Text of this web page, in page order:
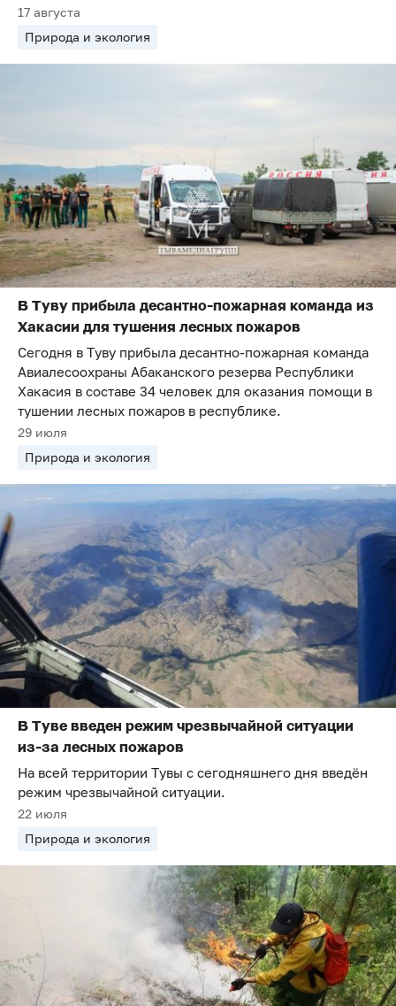
17 августа
Природа и экология
В Туву прибыла десантно-пожарная команда из
Хакасии для тушения лесных пожаров
Сегодня в Туву прибыла десантно-пожарная команда
Авиалесоохраны Абаканского резерва Республики
Хакасия в составе 34 человек для оказания помощи в
тушении лесных пожаров в республике.
29 июля
Природа и экология
В Туве введен режим чрезвычайной ситуации
из-за лесных пожаров
На всей территории Тувы с сегодняшнего дня введён
режим чрезвычайной ситуации.
22 июля
Природа и экология